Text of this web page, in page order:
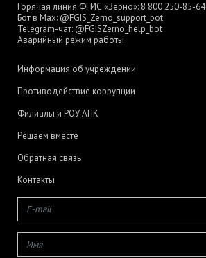
Горячая линия ФГИС «Зерно»: 8 800 250-85-64
Бот в Max: @FGIS_Zerno_support_bot
Telegram-чат: @FGISZerno_help_bot
Аварийный режим работы
Информация об учреждении
Противодействие коррупции
Филиалы и РОУ АПК
Решаем вместе
Обратная связь
Контакты